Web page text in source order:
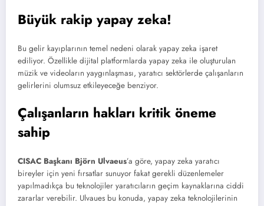
Büyük rakip yapay zeka!
Bu gelir kayıplarının temel nedeni olarak yapay zeka işaret
ediliyor. Özellikle dijital platformlarda yapay zeka ile oluşturulan
müzik ve videoların yaygınlaşması, yaratıcı sektörlerde çalışanların
gelirlerini olumsuz etkileyeceğe benziyor.
Çalışanların hakları kritik öneme
sahip
CISAC Başkanı Björn Ulvaeus’a göre, yapay zeka yaratıcı
bireyler için yeni fırsatlar sunuyor fakat gerekli düzenlemeler
yapılmadıkça bu teknolojiler yaratıcıların geçim kaynaklarına ciddi
zararlar verebilir. Ulvaues bu konuda, yapay zeka teknolojilerinin